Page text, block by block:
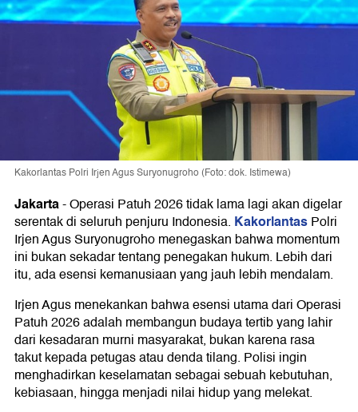
Kakorlantas Polri Irjen Agus Suryonugroho (Foto: dok. Istimewa)
Jakarta-Operasi Patuh 2026 tidak lama lagi akan digelar
serentak di seluruh penjuru Indonesia. KakorlantasPolri
Irjen Agus Suryonugroho menegaskan bahwa momentum
ini bukan sekadar tentang penegakan hukum. Lebih dari
itu, ada esensi kemanusiaan yang jauh lebih mendalam.
Irjen Agus menekankan bahwa esensi utama dari Operasi
Patuh 2026 adalah membangun budaya tertib yang lahir
dari kesadaran murni masyarakat, bukan karena rasa
takut kepada petugas atau denda tilang. Polisi ingin
menghadirkan keselamatan sebagai sebuah kebutuhan,
kebiasaan, hingga menjadi nilai hidup yang melekat.